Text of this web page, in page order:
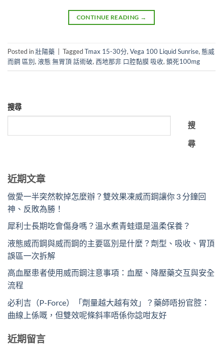
CONTINUE READING →
Posted in壯陽藥 TaggedTmax 15-30分, Vega 100 Liquid Sunrise, 態威
而鋼 區別, 液態 無胃頂 話術破, 西地那非 口腔黏膜 吸收, 鎖死100mg
搜尋
搜
尋
近期文章
做愛一半突然軟掉怎麼辦？雙效果凍威而鋼讓你 3 分鐘回
神、反敗為勝！
犀利士長期吃會傷身嗎？溫水煮青蛙還是溫柔保養？
液態威而鋼與威而鋼的主要區別是什麼？劑型、吸收、胃頂
誤區一次拆解
高血壓患者使用威而鋼注意事項：血壓、降壓藥交互與安全
流程
必利吉（P-Force）「劑量越大越有效」？藥師唔扮官腔：
曲線上係嘅，但雙效呢條斜率唔係你諗咁友好
近期留言